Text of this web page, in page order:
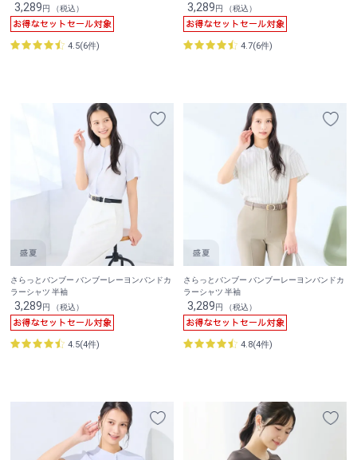
3,289円 （税込）
4.5(6件)
3,289円 （税込）
4.7(6件)
さらっとバンブー バンブーレーヨンバンドカ
ラーシャツ 半袖
3,289円 （税込）
4.5(4件)
さらっとバンブー バンブーレーヨンバンドカ
ラーシャツ 半袖
3,289円 （税込）
4.8(4件)